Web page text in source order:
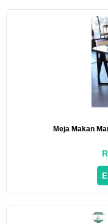
Meja Makan